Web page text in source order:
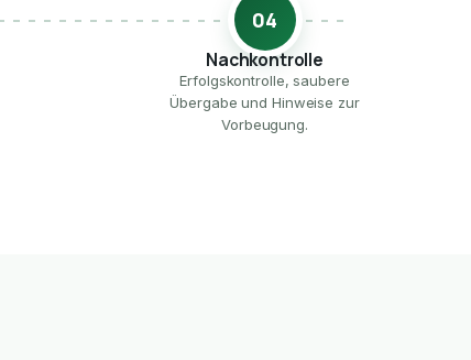
04
Nachkontrolle
Erfolgskontrolle, saubere
Übergabe und Hinweise zur
Vorbeugung.